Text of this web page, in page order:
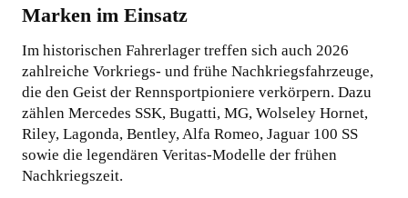
Marken im Einsatz
Im historischen Fahrerlager treffen sich auch 2026
zahlreiche Vorkriegs- und frühe Nachkriegsfahrzeuge,
die den Geist der Rennsportpioniere verkörpern. Dazu
zählen Mercedes SSK, Bugatti, MG, Wolseley Hornet,
Riley, Lagonda, Bentley, Alfa Romeo, Jaguar 100 SS
sowie die legendären Veritas-Modelle der frühen
Nachkriegszeit.